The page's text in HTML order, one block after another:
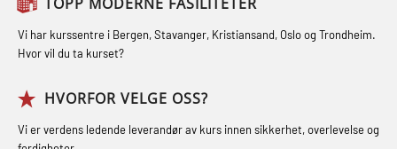
GSK Sikkerhetskurs offshore for
oljearbeidere (OBS1055)
GWO: BST – Offshore (Blended with
STCW Medisinsk førstehjelp
oppdatering (MBSBLE025)
STCW Oppdatering Medisinsk
(LFI100)
TOPP MODERNE FASILITETER
Vi har kurssentre i Bergen, Stavanger, Kristiansand, Oslo og Trondheim.
Hvor vil du ta kurset?
HVORFOR VELGE OSS?
Vi er verdens ledende leverandør av kurs innen sikkerhet, overlevelse og